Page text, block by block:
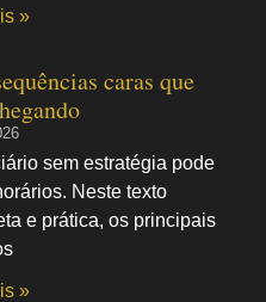
»
caras que
sem estratégia pode
Neste texto
e prática, os principais
»